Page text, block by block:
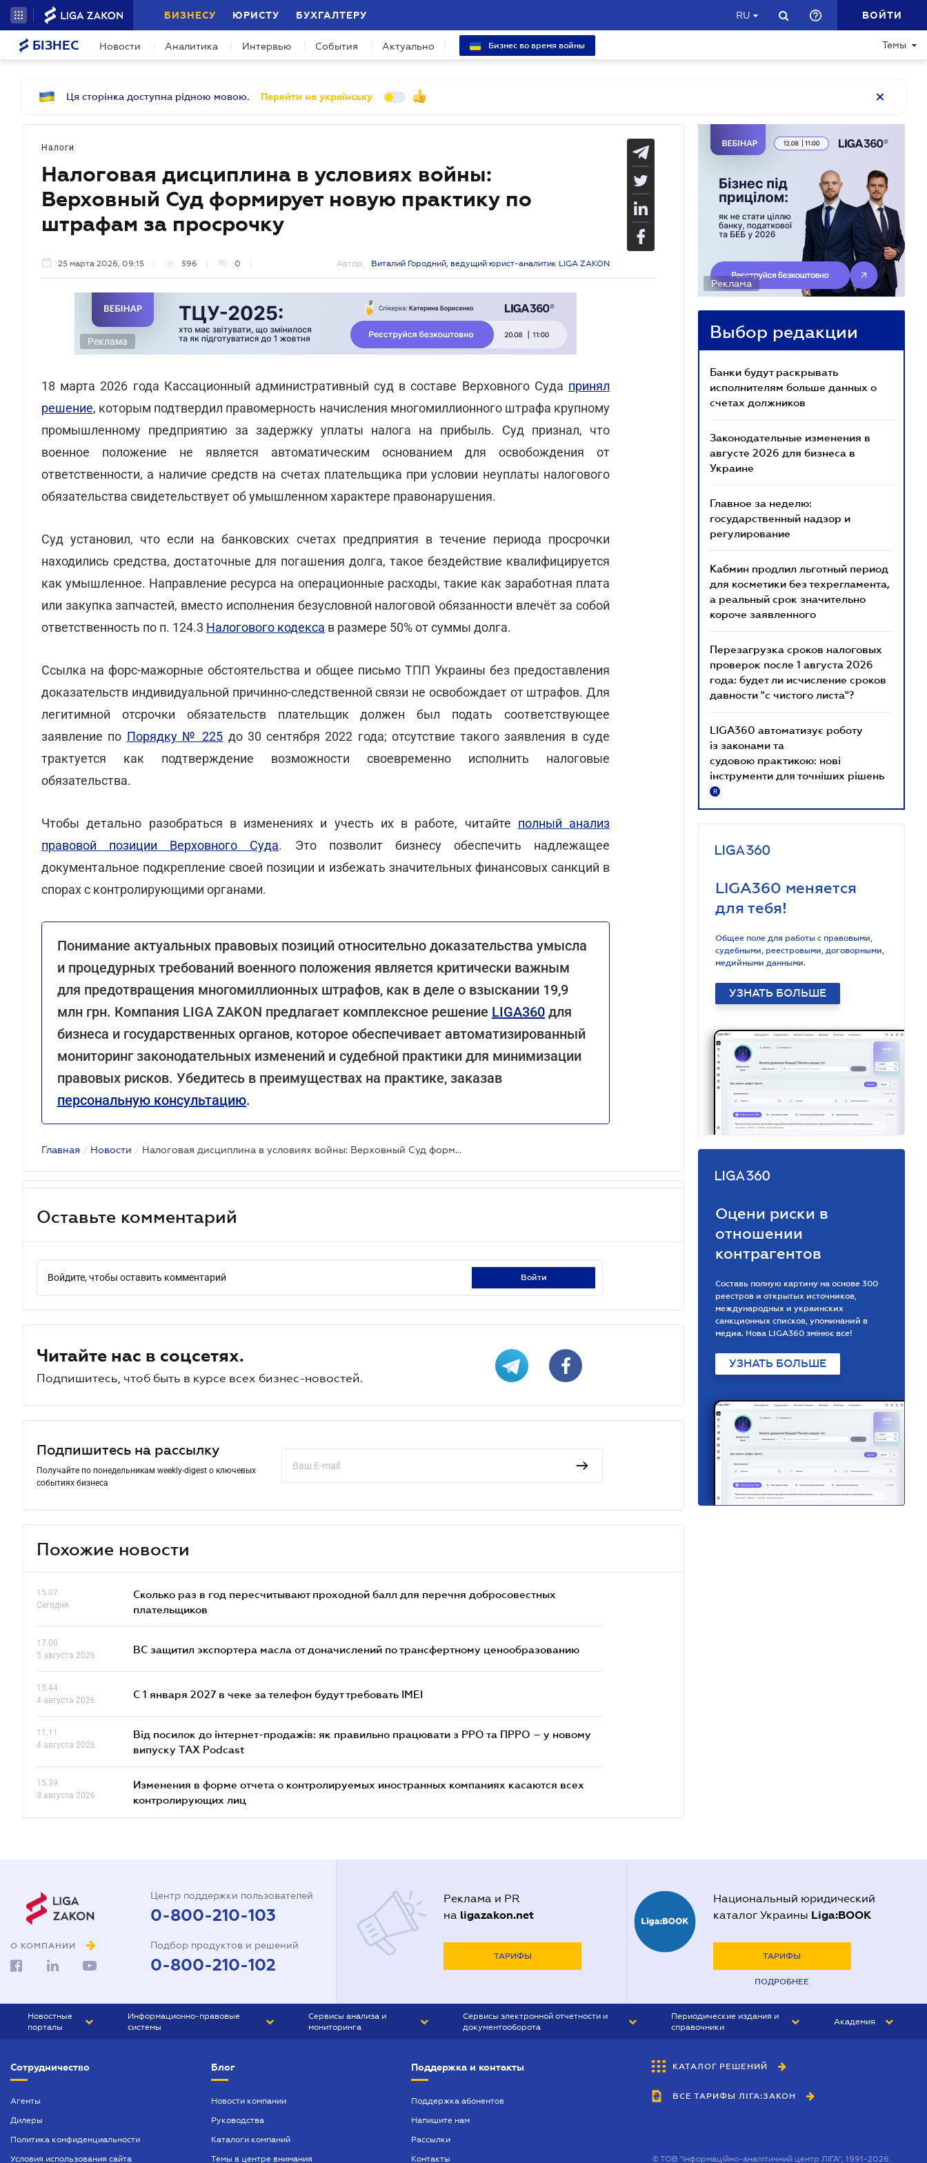
БИЗНЕСУ ЮРИСТУ БУХГАЛТЕРУ RU ВОЙТИ
БІЗНЕС Новости Аналитика Интервью События Актуально Бизнес во время войны Темы
Ця сторінка доступна рідною мовою. Перейти на українську
Налоги
Налоговая дисциплина в условиях войны:
Верховный Суд формирует новую практику по
штрафам за просрочку
25 марта 2026, 09:15 596 0 Автор: Виталий Городний, ведущий юрист-аналитик LIGA ZAKON
Реклама
18 марта 2026 года Кассационный административный суд в составе Верховного Суда принял
решение, которым подтвердил правомерность начисления многомиллионного штрафа крупному
промышленному предприятию за задержку уплаты налога на прибыль. Суд признал, что
военное положение не является автоматическим основанием для освобождения от
ответственности, а наличие средств на счетах плательщика при условии неуплаты налогового
обязательства свидетельствует об умышленном характере правонарушения.
Суд установил, что если на банковских счетах предприятия в течение периода просрочки
находились средства, достаточные для погашения долга, такое бездействие квалифицируется
как умышленное. Направление ресурса на операционные расходы, такие как заработная плата
или закупка запчастей, вместо исполнения безусловной налоговой обязанности влечёт за собой
ответственность по п. 124.3 Налогового кодекса в размере 50% от суммы долга.
Ссылка на форс-мажорные обстоятельства и общее письмо ТПП Украины без предоставления
доказательств индивидуальной причинно-следственной связи не освобождает от штрафов. Для
легитимной отсрочки обязательств плательщик должен был подать соответствующее
заявление по Порядку № 225 до 30 сентября 2022 года; отсутствие такого заявления в суде
трактуется как подтверждение возможности своевременно исполнить налоговые
обязательства.
Чтобы детально разобраться в изменениях и учесть их в работе, читайте полный анализ
правовой позиции Верховного Суда. Это позволит бизнесу обеспечить надлежащее
документальное подкрепление своей позиции и избежать значительных финансовых санкций в
спорах с контролирующими органами.
Понимание актуальных правовых позиций относительно доказательства умысла
и процедурных требований военного положения является критически важным
для предотвращения многомиллионных штрафов, как в деле о взыскании 19,9
млн грн. Компания LIGA ZAKON предлагает комплексное решение LIGA360 для
бизнеса и государственных органов, которое обеспечивает автоматизированный
мониторинг законодательных изменений и судебной практики для минимизации
правовых рисков. Убедитесь в преимуществах на практике, заказав
персональную консультацию.
Главная / Новости / Налоговая дисциплина в условиях войны: Верховный Суд формирует новую практику по штрафам за просрочку
Оставьте комментарий
Войдите, чтобы оставить комментарий войти
Читайте нас в соцсетях.
Подпишитесь, чтоб быть в курсе всех бизнес-новостей.
Подпишитесь на рассылку
Получайте по понедельникам weekly-digest о ключевых
событиях бизнеса
Похожие новости
15.07
Сегодня
Сколько раз в год пересчитывают проходной балл для перечня добросовестных
плательщиков
17.00
5 августа 2026
ВС защитил экспортера масла от доначислений по трансфертному ценообразованию
15.44
4 августа 2026
С 1 января 2027 в чеке за телефон будут требовать IMEI
11.11
4 августа 2026
Від посилок до інтернет-продажів: як правильно працювати з РРО та ПРРО – у новому
випуску TAX Podcast
15.39
3 августа 2026
Изменения в форме отчета о контролируемых иностранных компаниях касаются всех
контролирующих лиц
Реклама
Выбор редакции
Банки будут раскрывать
исполнителям больше данных о
счетах должников
Законодательные изменения в
августе 2026 для бизнеса в
Украине
Главное за неделю:
государственный надзор и
регулирование
Кабмин продлил льготный период
для косметики без техрегламента,
а реальный срок значительно
короче заявленного
Перезагрузка сроков налоговых
проверок после 1 августа 2026
года: будет ли исчисление сроков
давности "с чистого листа"?
LIGA360 автоматизує роботу
із законами та
судовою практикою: нові
інструменти для точніших рішень
R
LIGA360 меняется
для тебя!
Общее поле для работы с правовыми,
судебными, реестровыми, договорными,
медийными данными.
УЗНАТЬ БОЛЬШЕ
Оцени риски в
отношении
контрагентов
Составь полную картину на основе 300
реестров и открытых источников,
международных и украинских
санкционных списков, упоминаний в
медиа. Нова LIGA360 змінює все!
УЗНАТЬ БОЛЬШЕ
О КОМПАНИИ
Центр поддержки пользователей
0-800-210-103
Подбор продуктов и решений
0-800-210-102
Реклама и PR
на ligazakon.net
ТАРИФЫ
Национальный юридический
каталог Украины Liga:BOOK
ТАРИФЫ
ПОДРОБНЕЕ
Новостные
порталы
БИЗНЕС
Информационно-правовые
системы
БУХГАЛТЕР ПРОФ
ЮРИСТ ПРОФ
Сервисы анализа и
мониторинга
Сервисы электронной отчетности и
документооборота
Периодические издания и
справочники
БУХГАЛТЕР&ЗАКОН
ВЕСТНИК МСФО
Академия
Сотрудничество
Агенты
Дилеры
Политика конфиденциальности
Условия использования сайта
Блог
Новости компании
Руководства
Каталоги компаний
Темы в центре внимания
Поддержка и контакты
Поддержка абонентов
Напишите нам
Рассылки
Контакты
КАТАЛОГ РЕШЕНИЙ
ВСЕ ТАРИФЫ ЛІГА:ЗАКОН
©ТОВ "інформаційно-аналітичний центр ЛІГА", 1991-2026.